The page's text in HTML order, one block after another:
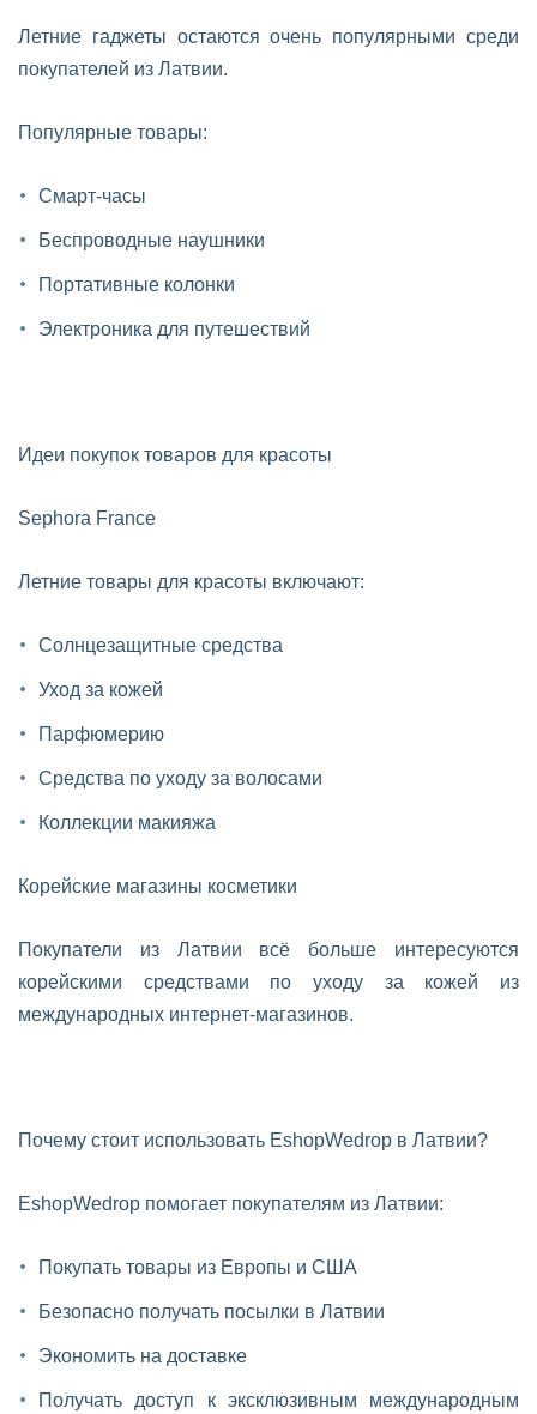
Летние гаджеты остаются очень популярными среди
покупателей из Латвии.
Популярные товары:
Смарт-часы
Беспроводные наушники
Портативные колонки
Электроника для путешествий
Идеи покупок товаров для красоты
Sephora France
Летние товары для красоты включают:
Солнцезащитные средства
Уход за кожей
Парфюмерию
Средства по уходу за волосами
Коллекции макияжа
Корейские магазины косметики
Покупатели из Латвии всё больше интересуются
корейскими средствами по уходу за кожей из
международных интернет-магазинов.
Почему стоит использовать EshopWedrop в Латвии?
EshopWedrop помогает покупателям из Латвии:
Покупать товары из Европы и США
Безопасно получать посылки в Латвии
Экономить на доставке
Получать доступ к эксклюзивным международным